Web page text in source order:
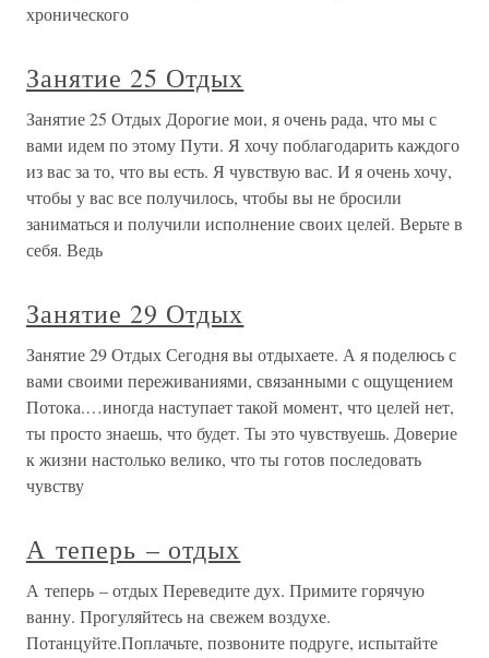
хронического
Занятие 25 Отдых
Занятие 25 Отдых Дорогие мои, я очень рада, что мы с
вами идем по этому Пути. Я хочу поблагодарить каждого
из вас за то, что вы есть. Я чувствую вас. И я очень хочу,
чтобы у вас все получилось, чтобы вы не бросили
заниматься и получили исполнение своих целей. Верьте в
себя. Ведь
Занятие 29 Отдых
Занятие 29 Отдых Сегодня вы отдыхаете. А я поделюсь с
вами своими переживаниями, связанными с ощущением
Потока.…иногда наступает такой момент, что целей нет,
ты просто знаешь, что будет. Ты это чувствуешь. Доверие
к жизни настолько велико, что ты готов последовать
чувству
А теперь – отдых
А теперь – отдых Переведите дух. Примите горячую
ванну. Прогуляйтесь на свежем воздухе.
Потанцуйте.Поплачьте, позвоните подруге, испытайте